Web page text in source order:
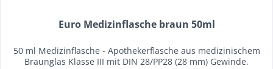
Euro Medizinflasche braun 50ml
50 ml Medizinflasche - Apothekerflasche aus medizinischem
Braunglas Klasse III mit DIN 28/PP28 (28 mm) Gewinde.